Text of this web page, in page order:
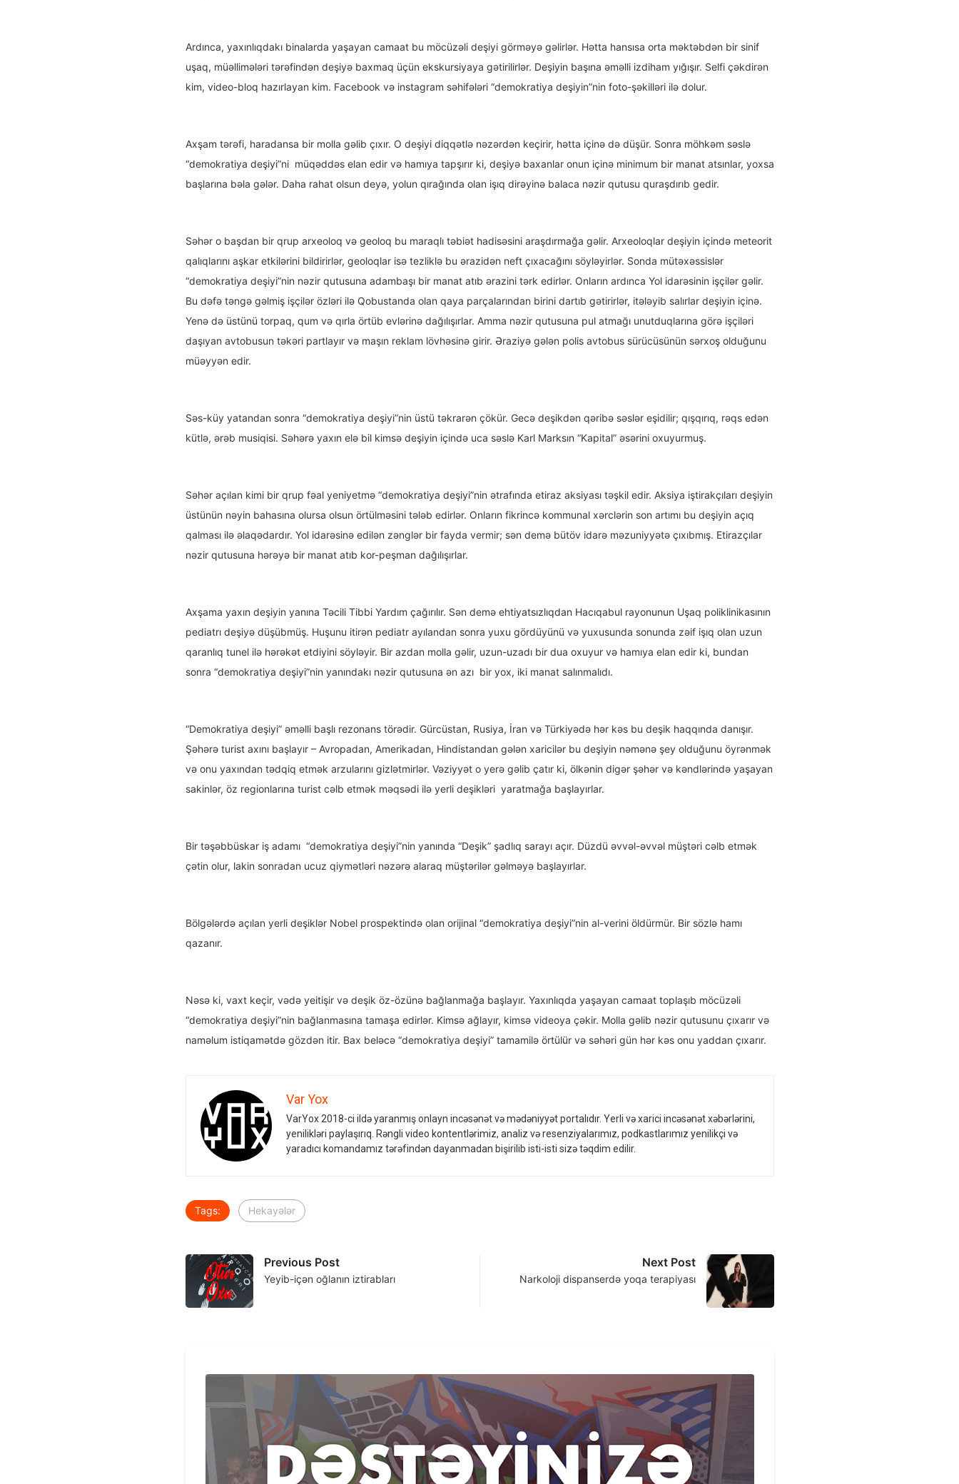
Ardınca, yaxınlıqdakı binalarda yaşayan camaat bu möcüzəli deşiyi görməyə gəlirlər. Hətta hansısa orta məktəbdən bir sinif
uşaq, müəllimələri tərəfindən deşiyə baxmaq üçün ekskursiyaya gətirilirlər. Deşiyin başına əməlli izdiham yığışır. Selfi çəkdirən
kim, video-bloq hazırlayan kim. Facebook və instagram səhifələri “demokratiya deşiyin”nin foto-şəkilləri ilə dolur.
Axşam tərəfi, haradansa bir molla gəlib çıxır. O deşiyi diqqətlə nəzərdən keçirir, hətta içinə də düşür. Sonra möhkəm səslə
“demokratiya deşiyi”ni müqəddəs elan edir və hamıya tapşırır ki, deşiyə baxanlar onun içinə minimum bir manat atsınlar, yoxsa
başlarına bəla gələr. Daha rahat olsun deyə, yolun qırağında olan işıq dirəyinə balaca nəzir qutusu quraşdırıb gedir.
Səhər o başdan bir qrup arxeoloq və geoloq bu maraqlı təbiət hadisəsini araşdırmağa gəlir. Arxeoloqlar deşiyin içində meteorit
qalıqlarını aşkar etkilərini bildirirlər, geoloqlar isə tezliklə bu ərazidən neft çıxacağını söyləyirlər. Sonda mütəxəssislər
“demokratiya deşiyi”nin nəzir qutusuna adambaşı bir manat atıb ərazini tərk edirlər. Onların ardınca Yol idarəsinin işçilər gəlir.
Bu dəfə təngə gəlmiş işçilər özləri ilə Qobustanda olan qaya parçalarından birini dartıb gətirirlər, itələyib salırlar deşiyin içinə.
Yenə də üstünü torpaq, qum və qırla örtüb evlərinə dağılışırlar. Amma nəzir qutusuna pul atmağı unutduqlarına görə işçiləri
daşıyan avtobusun təkəri partlayır və maşın reklam lövhəsinə girir. Əraziyə gələn polis avtobus sürücüsünün sərxoş olduğunu
müəyyən edir.
Səs-küy yatandan sonra “demokratiya deşiyi”nin üstü təkrarən çökür. Gecə deşikdən qəribə səslər eşidilir; qışqırıq, rəqs edən
kütlə, ərəb musiqisi. Səhərə yaxın elə bil kimsə deşiyin içində uca səslə Karl Marksın “Kapital” əsərini oxuyurmuş.
Səhər açılan kimi bir qrup fəal yeniyetmə “demokratiya deşiyi”nin ətrafında etiraz aksiyası təşkil edir. Aksiya iştirakçıları deşiyin
üstünün nəyin bahasına olursa olsun örtülməsini tələb edirlər. Onların fikrincə kommunal xərclərin son artımı bu deşiyin açıq
qalması ilə əlaqədardır. Yol idarəsinə edilən zənglər bir fayda vermir; sən demə bütöv idarə məzuniyyətə çıxıbmış. Etirazçılar
nəzir qutusuna hərəyə bir manat atıb kor-peşman dağılışırlar.
Axşama yaxın deşiyin yanına Təcili Tibbi Yardım çağırılır. Sən demə ehtiyatsızlıqdan Hacıqabul rayonunun Uşaq poliklinikasının
pediatrı deşiyə düşübmüş. Huşunu itirən pediatr ayılandan sonra yuxu gördüyünü və yuxusunda sonunda zəif işıq olan uzun
qaranlıq tunel ilə hərəkət etdiyini söyləyir. Bir azdan molla gəlir, uzun-uzadı bir dua oxuyur və hamıya elan edir ki, bundan
sonra “demokratiya deşiyi”nin yanındakı nəzir qutusuna ən azı bir yox, iki manat salınmalıdı.
“Demokratiya deşiyi” əməlli başlı rezonans törədir. Gürcüstan, Rusiya, İran və Türkiyədə hər kəs bu deşik haqqında danışır.
Şəhərə turist axını başlayır – Avropadan, Amerikadan, Hindistandan gələn xaricilər bu deşiyin nəmənə şey olduğunu öyrənmək
və onu yaxından tədqiq etmək arzularını gizlətmirlər. Vəziyyət o yerə gəlib çatır ki, ölkənin digər şəhər və kəndlərində yaşayan
sakinlər, öz regionlarına turist cəlb etmək məqsədi ilə yerli deşikləri yaratmağa başlayırlar.
Bir təşəbbüskar iş adamı “demokratiya deşiyi”nin yanında “Deşik” şadlıq sarayı açır. Düzdü əvvəl-əvvəl müştəri cəlb etmək
çətin olur, lakin sonradan ucuz qiymətləri nəzərə alaraq müştərilər gəlməyə başlayırlar.
Bölgələrdə açılan yerli deşiklər Nobel prospektində olan orijinal “demokratiya deşiyi”nin al-verini öldürmür. Bir sözlə hamı
qazanır.
Nəsə ki, vaxt keçir, vədə yeitişir və deşik öz-özünə bağlanmağa başlayır. Yaxınlıqda yaşayan camaat toplaşıb möcüzəli
“demokratiya deşiyi”nin bağlanmasına tamaşa edirlər. Kimsə ağlayır, kimsə videoya çəkir. Molla gəlib nəzir qutusunu çıxarır və
naməlum istiqamətdə gözdən itir. Bax beləcə “demokratiya deşiyi” tamamilə örtülür və səhəri gün hər kəs onu yaddan çıxarır.
Var Yox
VarYox 2018-ci ildə yaranmış onlayn incəsənət və mədəniyyət portalıdır. Yerli və xarici incəsənət xəbərlərini,
yenilikləri paylaşırıq. Rəngli video kontentlərimiz, analiz və resenziyalarımız, podkastlarımız yenilikçi və
yaradıcı komandamız tərəfindən dayanmadan bişirilib isti-isti sizə təqdim edilir.
Tags: Hekayələr
Previous Post
Yeyib-içən oğlanın iztirabları
Next Post
Narkoloji dispanserdə yoqa terapiyası